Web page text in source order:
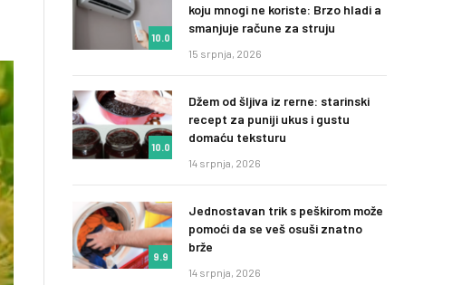
10.0
koju mnogi ne koriste: Brzo hladi a
smanjuje račune za struju
15 srpnja, 2026
10.0
Džem od šljiva iz rerne: starinski
recept za puniji ukus i gustu
domaću teksturu
14 srpnja, 2026
9.9
Jednostavan trik s peškirom može
pomoći da se veš osuši znatno
brže
14 srpnja, 2026